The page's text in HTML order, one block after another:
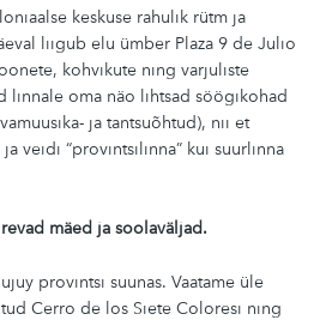
keskuse rahulik rütm ja
liigub elu ümber Plaza 9 de Julio
kohvikute ning varjuliste
linnale oma näo lihtsad söögikohad
ja tantsuõhtud), nii et
veidi “provintsilinna” kui suurlinna
mäed ja soolaväljad.
provintsi suunas. Vaatame üle
Cerro de los Siete Coloresi ning